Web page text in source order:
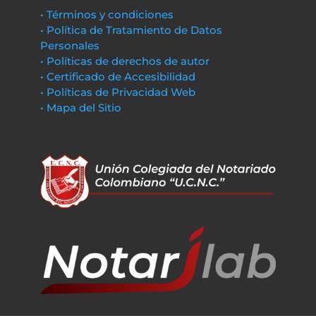
• Términos y condiciones
• Política de Tratamiento de Datos
Personales
• Políticas de derechos de autor
• Certificado de Accesibilidad
• Políticas de Privacidad Web
• Mapa del Sitio